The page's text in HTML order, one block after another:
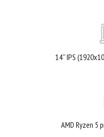
14'' IPS
AMD Ryzen 5